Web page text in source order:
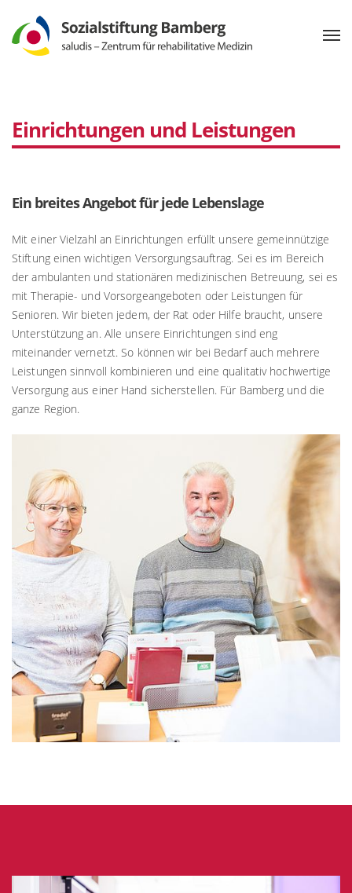
Einrichtungen und Leistungen
Ein breites Angebot für jede Lebenslage
Mit einer Vielzahl an Einrichtungen erfüllt unsere gemeinnützige
Stiftung einen wichtigen Versorgungsauftrag. Sei es im Bereich
der ambulanten und stationären medizinischen Betreuung, sei es
mit Therapie- und Vorsorgeangeboten oder Leistungen für
Senioren. Wir bieten jedem, der Rat oder Hilfe braucht, unsere
Unterstützung an. Alle unsere Einrichtungen sind eng
miteinander vernetzt. So können wir bei Bedarf auch mehrere
Leistungen sinnvoll kombinieren und eine qualitativ hochwertige
Versorgung aus einer Hand sicherstellen. Für Bamberg und die
ganze Region.